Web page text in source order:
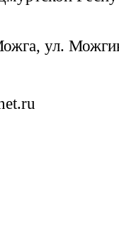
ул.